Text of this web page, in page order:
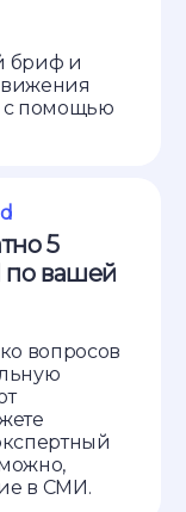
бриф и
с помощью
вопросов
в СМИ.
5
по вашей